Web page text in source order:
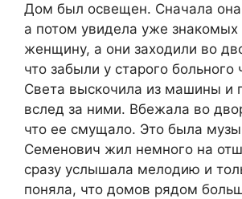
Дом был освещен. Сначала она
а потом увидела уже
женщину, а они заходили во
что забыли у старого больного
Света выскочила из машины и
вслед за ними. Вбежала во
что ее смущало. Это была
Семенович жил немного на
сразу услышала мелодию и
поняла, что домов рядом